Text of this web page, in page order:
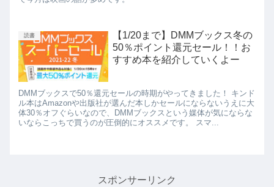
読書
【1/20まで】DMMブックス冬の
50％ポイント還元セール！！お
すすめ本を紹介していくよー
DMMブックスで50％還元セールの時期がやってきました！ キンド
ル本はAmazonや出版社が選んだ本しかセールにならないうえに大
体30％オフぐらいなので、DMMブックスという媒体が気にならな
いならこっちで買うのが圧倒的にオススメです。 スマ...
スポンサーリンク